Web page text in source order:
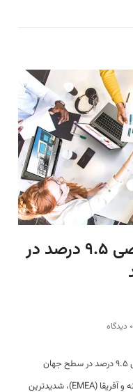
تقاضا برای کامپیوتر شخصی ۹.۵ درصد در
۰ دیدگاه
تقاضا برای کامپیوتر شخصی یا PC تا پایان امسال ۹.۵ درصد در سطح جهان
کاهش می‌یابند. بر اساس گزارش گارتنر، خاورمیانه و آفریقا (EMEA)، شدیدترین